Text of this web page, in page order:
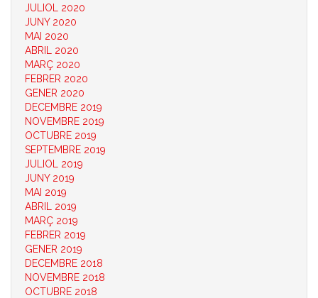
JULIOL 2020
JUNY 2020
MAI 2020
ABRIL 2020
MARÇ 2020
FEBRER 2020
GENER 2020
DECEMBRE 2019
NOVEMBRE 2019
OCTUBRE 2019
SEPTEMBRE 2019
JULIOL 2019
JUNY 2019
MAI 2019
ABRIL 2019
MARÇ 2019
FEBRER 2019
GENER 2019
DECEMBRE 2018
NOVEMBRE 2018
OCTUBRE 2018